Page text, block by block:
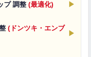
プ 調整 (最適化) ▶
(ドンツキ・エンブ
▶